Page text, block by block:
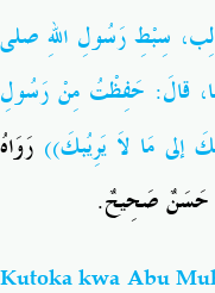
سِبْطِ رَسُولِ اللهِ صلى
قالَ: حَفِظْتُ مِنْ رَسُولِ
إلى مَا لاَ يَرِيُبكَ)) رَوَاهُ
حَسَنٌ صَحِيحٌ.
Kutoka kwa Abu